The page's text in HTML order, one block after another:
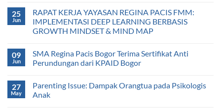
25
Jun
RAPAT KERJA YAYASAN REGINA PACIS FMM:
IMPLEMENTASI DEEP LEARNING BERBASIS
GROWTH MINDSET & MIND MAP
09
Jun
SMA Regina Pacis Bogor Terima Sertifikat Anti
Perundungan dari KPAID Bogor
27
May
Parenting Issue: Dampak Orangtua pada Psikologis
Anak